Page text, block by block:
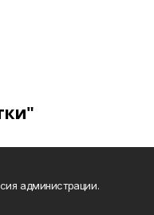
администрации.